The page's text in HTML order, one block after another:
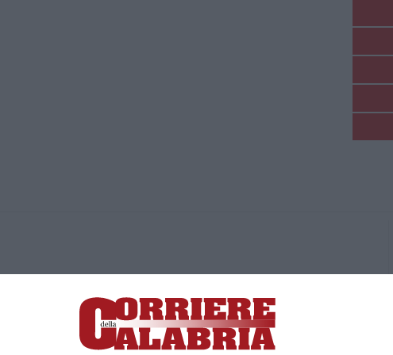
Lamezia Terme (CZ)
responsabile Paola Militano |Privacy